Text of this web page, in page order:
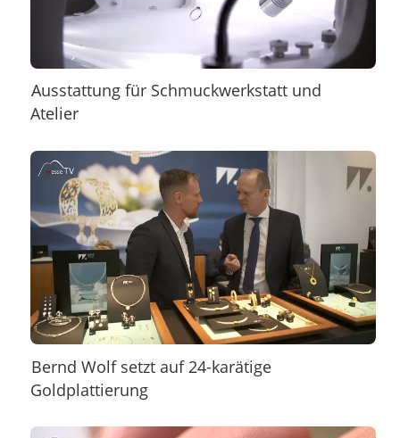
Ausstattung für Schmuckwerkstatt und
Atelier
Bernd Wolf setzt auf 24-karätige
Goldplattierung